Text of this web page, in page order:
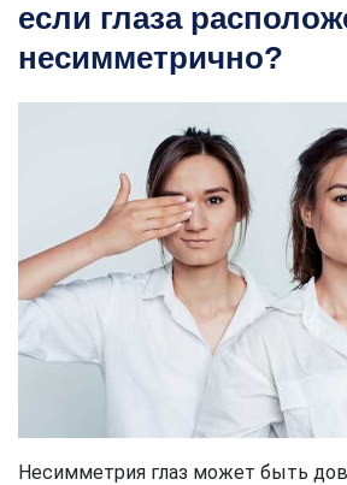
если глаза
несимметрично?
Несимметрия глаз может быть